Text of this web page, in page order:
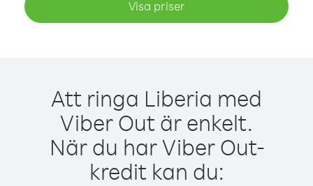
Visa priser
Att ringa Liberia med
Viber Out är enkelt.
När du har Viber Out-
kredit kan du: